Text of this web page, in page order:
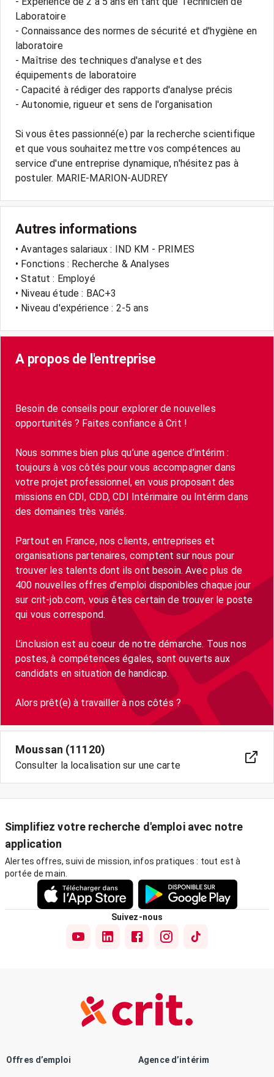
Laboratoire
- Connaissance des normes de sécurité et d'hygiène en
laboratoire
- Maîtrise des techniques d'analyse et des
équipements de laboratoire
- Capacité à rédiger des rapports d'analyse précis
- Autonomie, rigueur et sens de l'organisation
Si vous êtes passionné(e) par la recherche scientifique
et que vous souhaitez mettre vos compétences au
service d'une entreprise dynamique, n'hésitez pas à
Autres informations
• Avantages salariaux : IND KM - PRIMES
• Fonctions : Recherche & Analyses
• Statut : Employé
• Niveau étude : BAC+3
• Niveau d'expérience : 2-5 ans
A propos de l'entreprise
Besoin de conseils pour explorer de nouvelles
opportunités ? Faites confiance à Crit !
Nous sommes bien plus qu’une agence d’intérim :
toujours à vos côtés pour vous accompagner dans
votre projet professionnel, en vous proposant des
missions en CDI, CDD, CDI Intérimaire ou Intérim dans
des domaines très variés.
Partout en France, nos clients, entreprises et
organisations partenaires, comptent sur nous pour
trouver les talents dont ils ont besoin. Avec plus de
400 nouvelles offres d’emploi disponibles chaque jour
sur crit-job.com, vous êtes certain de trouver le poste
qui vous correspond.
L’inclusion est au coeur de notre démarche. Tous nos
postes, à compétences égales, sont ouverts aux
candidats en situation de handicap.
Alors prêt(e) à travailler à nos côtés ?
Moussan (11120)
Consulter la localisation sur une carte
Simplifiez votre recherche d'emploi avec notre
application
Alertes offres, suivi de mission, infos pratiques : tout est à
portée de main.
Suivez-nous
Offres d’emploi Agence d’intérim